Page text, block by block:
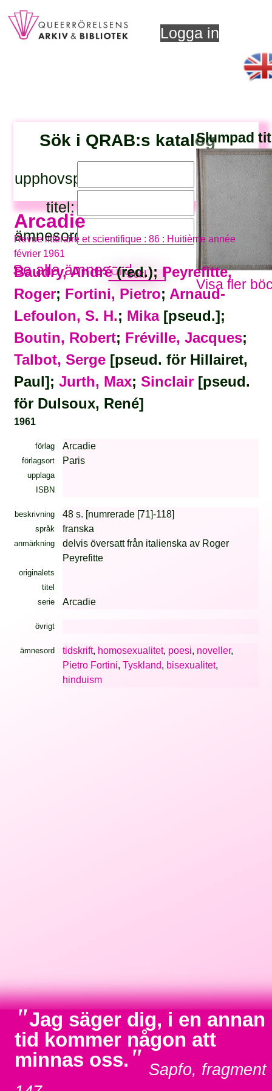
Logga in
Sök i QRAB:s katalog
upphovsperson:
titel:
ämnesord:
Se alla ämnesord
Slumpad
Visa fler
Arcadie
Revue littéraire et scientifique : 86 : Huitième année
février 1961
Baudry, André(red.);Peyrefitte,
Roger; Fortini, Pietro; Arnaud-
Lefoulon, S. H.; Mika[pseud.];
Boutin, Robert; Fréville, Jacques;
Talbot, Serge[pseud. för Hillairet,
Paul]; Jurth, Max; Sinclair[pseud.
för Dulsoux, René]
1961
förlag Arcadie
förlagsort Paris
upplaga
ISBN
beskrivning 48 s. [numrerade [71]-118]
språk franska
anmärkning
delvis översatt från italienska av Roger
Peyrefitte
originalets
titel
serie
Arcadie
övrigt
ämnesord tidskrift, homosexualitet, poesi, noveller,
Pietro Fortini, Tyskland, bisexualitet,
hinduism
"Jag säger dig, i en annan
tid kommer någon att
minnas oss. " Sapfo, fragment